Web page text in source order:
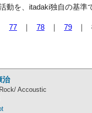
動を、itadaki独自の基準
77 ｜ 78 ｜ 79 ｜
治
Accoustic